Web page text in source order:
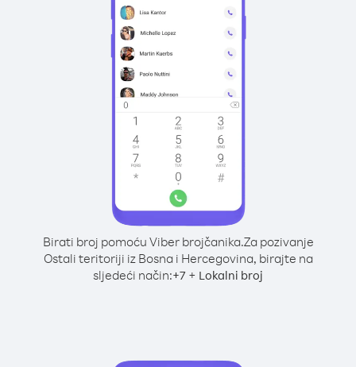
Birati broj pomoću Viber brojčanika.Za pozivanje
Ostali teritoriji iz Bosna i Hercegovina, birajte na
sljedeći način:+7 + Lokalni broj